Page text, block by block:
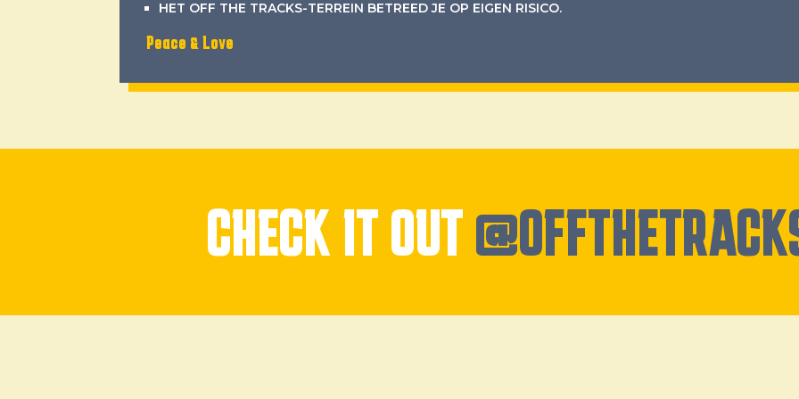
HET OFF THE TRACKS-TERREIN BETREED JE OP EIGEN RISICO.
Peace & Love
CHECK IT OUT